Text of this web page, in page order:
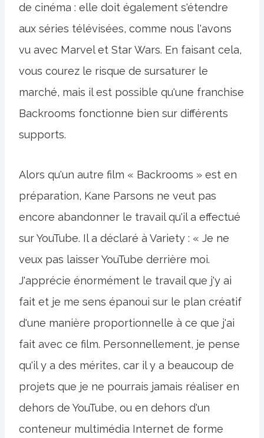
de cinéma : elle doit également s'étendre
aux séries télévisées, comme nous l'avons
vu avec Marvel et Star Wars. En faisant cela,
vous courez le risque de sursaturer le
marché, mais il est possible qu'une franchise
Backrooms fonctionne bien sur différents
supports.
Alors qu'un autre film « Backrooms » est en
préparation, Kane Parsons ne veut pas
encore abandonner le travail qu'il a effectué
sur YouTube. Il a déclaré à Variety : « Je ne
veux pas laisser YouTube derrière moi.
J'apprécie énormément le travail que j'y ai
fait et je me sens épanoui sur le plan créatif
d'une manière proportionnelle à ce que j'ai
fait avec ce film. Personnellement, je pense
qu'il y a des mérites, car il y a beaucoup de
projets que je ne pourrais jamais réaliser en
dehors de YouTube, ou en dehors d'un
conteneur multimédia Internet de forme